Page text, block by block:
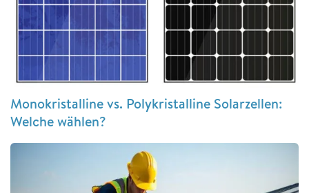
Monokristalline vs. Polykristalline Solarzellen:
Welche wählen?